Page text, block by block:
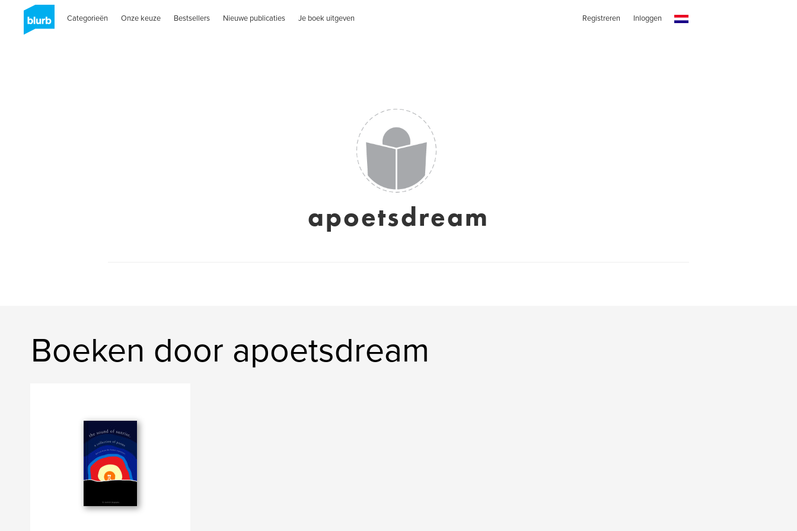
Categorieën Onze keuze Bestsellers Nieuwe publicaties Je boek uitgeven Registreren Inloggen
apoetsdream
Boeken door apoetsdream